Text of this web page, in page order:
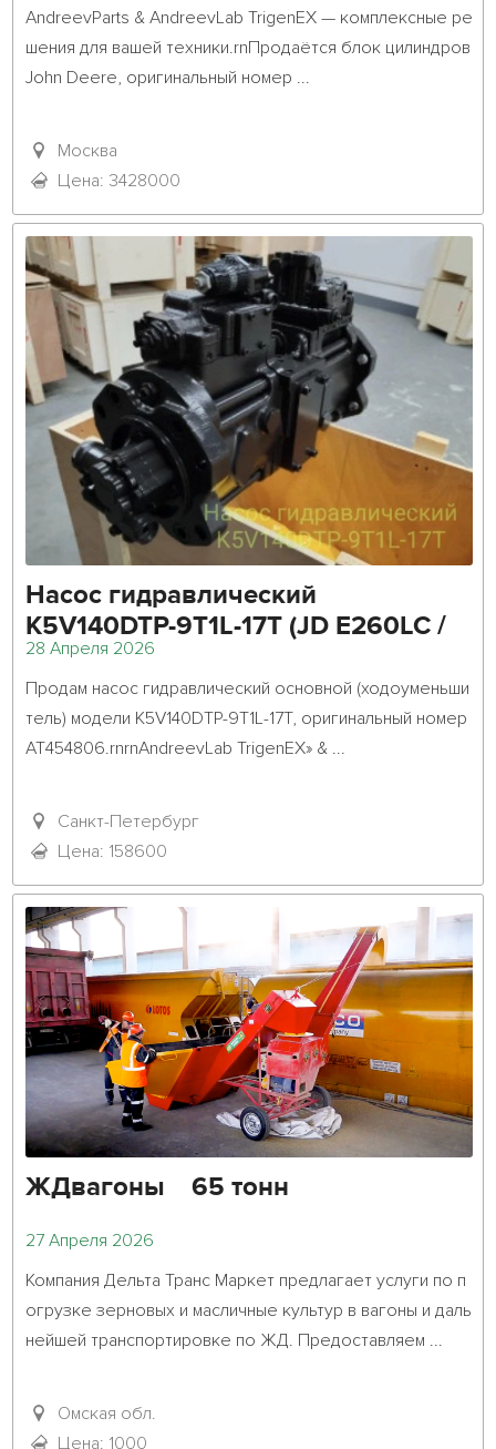
AndreevParts & AndreevLab TrigenEX — комплексные ре
шения для вашей техники.rnПродаётся блок цилиндров
John Deere, оригинальный номер ...
Москва
Цена: 3428000
Насос гидравлический
K5V140DTP-9T1L-17T (JD E260LC /
E300) арт. AT454806
28 Апреля 2026
Продам насос гидравлический основной (ходоуменьши
тель) модели K5V140DTP-9T1L-17T, оригинальный номер
AT454806.rnrnAndreevLab TrigenEX» & ...
Санкт-Петербург
Цена: 158600
ЖДвагоны 65 тонн
27 Апреля 2026
Компания Дельта Транс Маркет предлагает услуги по п
огрузке зерновых и масличные культур в вагоны и даль
нейшей транспортировке по ЖД. Предоставляем ...
Омская обл.
Цена: 1000